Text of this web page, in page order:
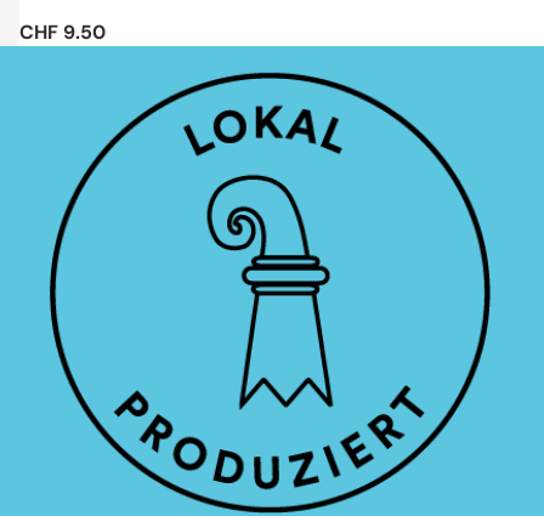
CHF 9.50